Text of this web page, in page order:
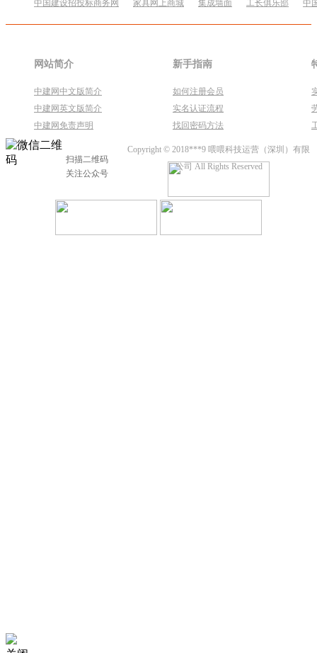
中国建设招投标商务网 家具网上商城 集成墙面 工长俱乐部 中
网站简介
中建网中文版简介
中建网英文版简介
中建网免责声明
新手指南
如何注册会员
实名认证流程
找回密码方法
扫描二维码
关注公众号
Copyright © 2018***9 喂喂科技运营（深圳）有限
公司 All Rights Reserved